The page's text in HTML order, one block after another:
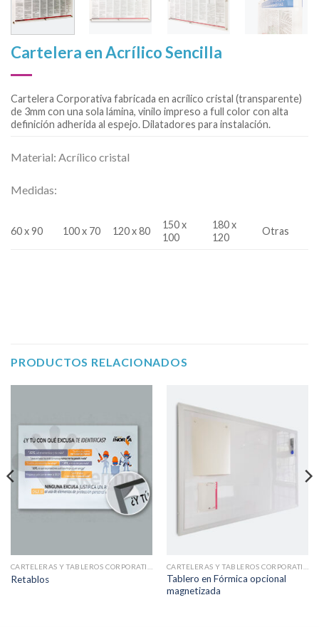
Cartelera en Acrílico Sencilla
Cartelera Corporativa fabricada en acrílico cristal (transparente)
de 3mm con una sola lámina, vinilo impreso a full color con alta
definición adherida al espejo. Dilatadores para instalación.
Material: Acrílico cristal
Medidas:
60 x 90 100 x 70 120 x 80
150 x
100
180 x
120
Otras
PRODUCTOS RELACIONADOS
Retablos
Tablero en Fórmica opcional
magnetizada